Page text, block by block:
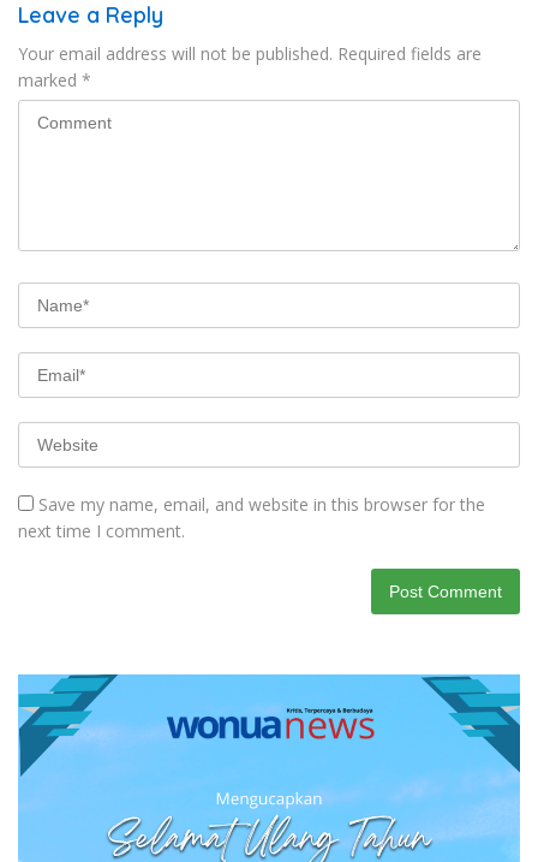
Leave a Reply
Your email address will not be published. Required fields are
marked *
Save my name, email, and website in this browser for the
next time I comment.